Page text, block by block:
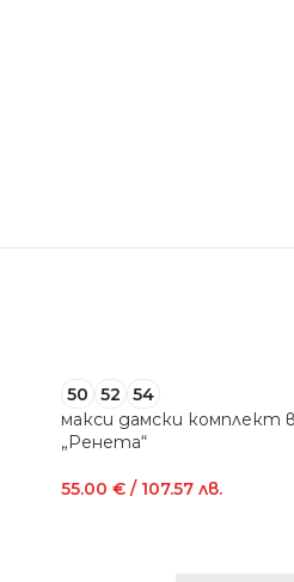
50 52
54
макси дамски комплект
„Ренета“
55.00 €/ 107.57 лв.